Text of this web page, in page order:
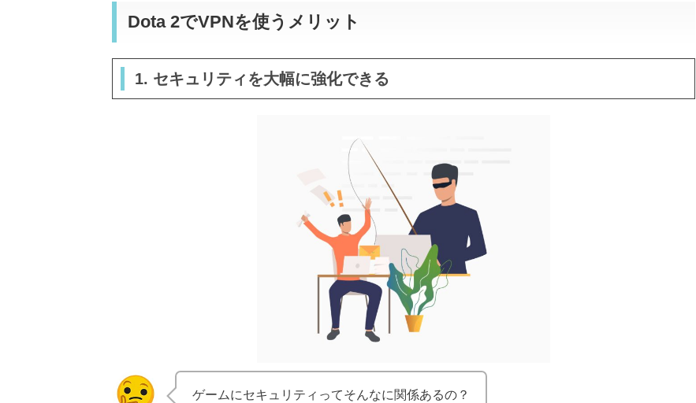
Dota 2でVPNを使うメリット
1. セキュリティを大幅に強化できる
ゲームにセキュリティってそんなに関係あるの？